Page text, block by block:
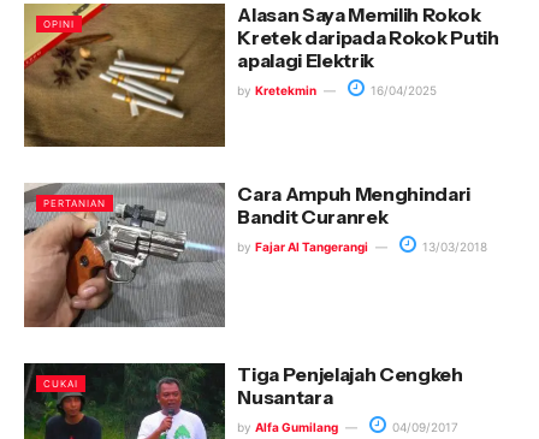
OPINI
Alasan Saya Memilih Rokok
Kretek daripada Rokok Putih
apalagi Elektrik
by Kretekmin 16/04/2025
PERTANIAN
Cara Ampuh Menghindari
Bandit Curanrek
by Fajar Al Tangerangi 13/03/2018
CUKAI
Tiga Penjelajah Cengkeh
Nusantara
by Alfa Gumilang 04/09/2017